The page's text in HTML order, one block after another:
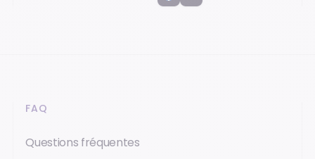
FAQ
Questions fréquentes